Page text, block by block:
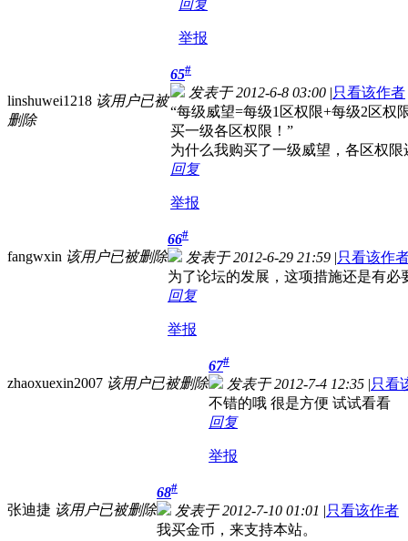
回复
举报
linshuwei1218 该用户已被
删除
65#
发表于 2012-6-8 03:00 |只看该作者
“每级威望=每级1区权限+每级2区
买一级各区权限！”
为什么我购买了一级威望，各区权
回复
举报
fangwxin 该用户已被删除
66#
发表于 2012-6-29 21:59 |只看该作
为了论坛的发展，这项措施还是有
回复
举报
zhaoxuexin2007 该用户已被删除
67#
发表于 2012-7-4 12:35 |只看
不错的哦 很是方便 试试看看
回复
举报
张迪捷 该用户已被删除
68#
发表于 2012-7-10 01:01 |只看该作者
我买金币，来支持本站。